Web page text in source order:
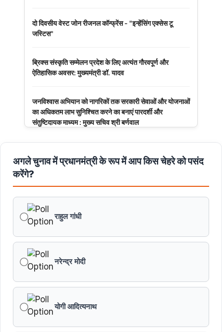
दो दिवसीय वेस्ट जोन रीजनल कॉन्फ्रेंस - "इन्हेंसिंग एक्सेस टू
जस्टिस"
ब्रिक्स संस्कृति सम्मेलन प्रदेश के लिए अत्यंत गौरवपूर्ण और
ऐतिहासिक अवसर: मुख्यमंत्री डॉ. यादव
जनविश्वास अभियान को नागरिकों तक सरकारी सेवाओं और योजनाओं
का अधिकतम लाभ सुनिश्चित करने का बनाएं पारदर्शी और
संतुष्टिदायक माध्यम : मुख्य सचिव श्री बर्णवाल
मध्यप्रदेश की खुशी का भारतीय फेंसिंग टीम में चयन
तेंदुए के अवैध शिकार एवं तस्करी मामले में एमपी एसटीएसएफ ने 8वें
शिकारी को किया गिरफ्तार
को मिला आईएसओ प्रमाणीकरण
सागर की 8 ट्रांसमिशन लाइनों ने बनाया विश्वसनीयता का नया
कीर्तिमान : ऊर्जा मंत्री श्री तोमर
अगले चुनाव में प्रधानमंत्री के रूप में आप किस चेहरे को पसंद
करेंगे?
राहुल गांधी
नरेन्द्र मोदी
योगी आदित्यनाथ